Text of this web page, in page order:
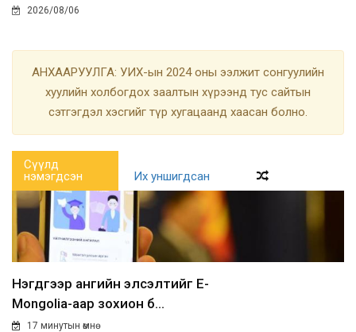
2026/08/06
АНХААРУУЛГА: УИХ-ын 2024 оны ээлжит сонгуулийн
хуулийн холбогдох заалтын хүрээнд тус сайтын
сэтгэгдэл хэсгийг түр хугацаанд хаасан болно.
Сүүлд
нэмэгдсэн
Их уншигдсан
Нэгдүгээр ангийн элсэлтийг E-
Mongolia-аар зохион б...
17 минутын өмнө